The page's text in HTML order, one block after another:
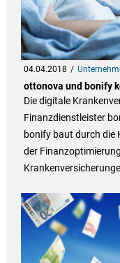
04.04.2018
ottonova und bonify
Die digitale
Finanzdienstleister
bonify baut durch die
der